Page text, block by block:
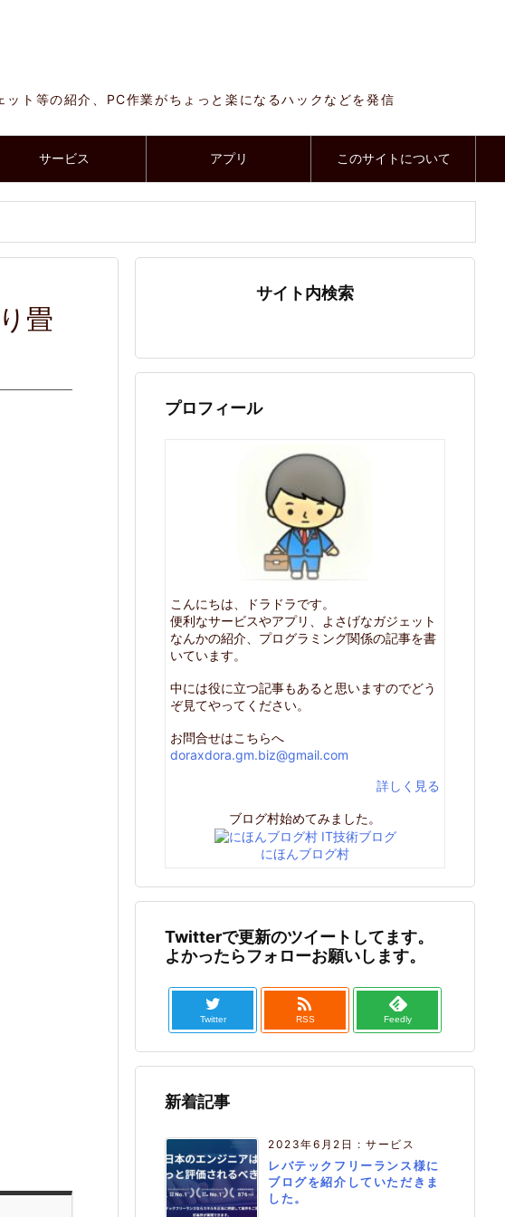
ト等の紹介、PC作業がちょっと楽になるハックなどを発信
サービス アプリ このサイトについて
畳
サイト内検索
プロフィール
こんにちは、ドラドラです。
便利なサービスやアプリ、よさげなガジェット
なんかの紹介、プログラミング関係の記事を書
いています。
中には役に立つ記事もあると思いますのでどう
ぞ見てやってください。
お問合せはこちらへ
doraxdora.gm.biz@gmail.com
詳しく見る
ブログ村始めてみました。
にほんブログ村
Twitterで更新のツイートしてます。
よかったらフォローお願いします。
Twitter

RSS Feedly
新着記事
2023年6月2日 :サービス
レバテックフリーランス様に
ブログを紹介していただきま
した。